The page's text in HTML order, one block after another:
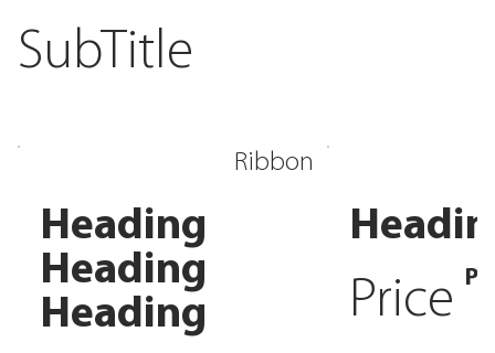
SubTitle
Ribbon
Heading
Heading
Heading
Price